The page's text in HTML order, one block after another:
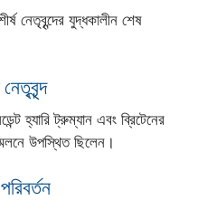
নেতৃবৃন্দের যুদ্ধকালীন শেষ
হ্যারি ট্রুম্যান এবং ব্রিটেনের
উপস্থিত ছিলেন।